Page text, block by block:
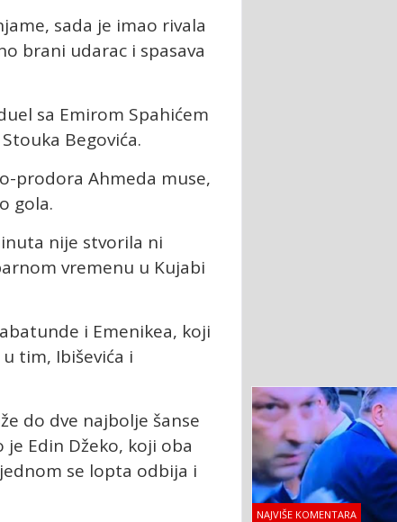
sada je imao rivala
brani udarac i spasava
sa Emirom Spahićem
Begovića.
prodora Ahmeda muse,
gola.
nije stvorila ni
vremenu u Kujabi
i Emenikea, koji
tim, Ibiševića i
do dve najbolje šanse
Edin Džeko, koji oba
se lopta odbija i
NAJVIŠE KOMENTARA